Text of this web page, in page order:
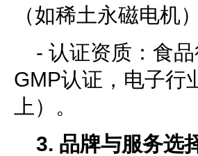
（如稀土永磁电机
- 认证资质：食
GMP认证，电子行
上）。
3. 品牌与服务选